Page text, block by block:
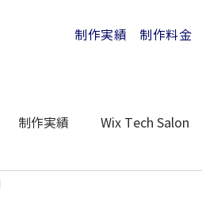
制作実績 制作料金
制作実績 Wix Tech Salon